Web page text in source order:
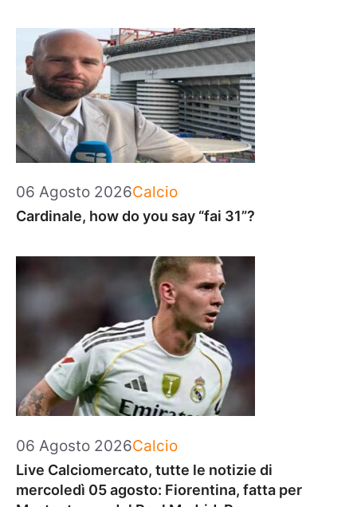
06 Agosto 2026Categorie
Calcio
Cardinale, how do you say “fai 31”?
06 Agosto 2026Categorie
Calcio
Live Calciomercato, tutte le notizie di
mercoledì 05 agosto: Fiorentina, fatta per